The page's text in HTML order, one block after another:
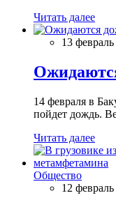
Читать далее
13
14 февраля в
пойдет дождь.
Читать далее
Общество
12